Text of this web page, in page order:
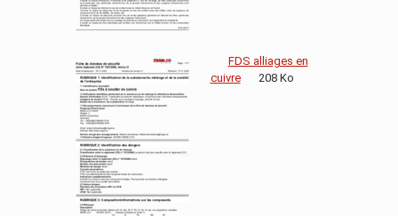
FDS alliages en
cuivre
208 Ko